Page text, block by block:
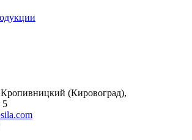
Кропивницкий (Кировоград),
5